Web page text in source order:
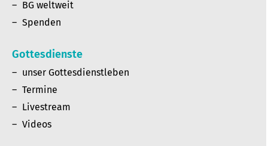
BG weltweit
Spenden
Gottesdienste
unser Gottesdienstleben
Termine
Livestream
Videos